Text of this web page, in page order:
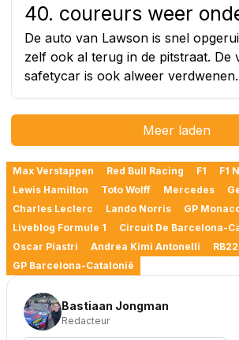
40. coureurs weer
De auto van Lawson is snel
zelf ook al terug in de pitstraat. De
safetycar is ook alweer verdwenen.
Meer laden
Max Verstappen Red Bull Racing F1
F1
Lewis Hamilton
Toto Wolff Mercedes
Charles Leclerc
Lando Norris
GP
Liveblog Formule 1
Circuit De Barcelona-
Oscar Piastri
Andrea Kimi Antonelli
RB22
GP Barcelona-Catalonië
Bastiaan Jongman
Redacteur